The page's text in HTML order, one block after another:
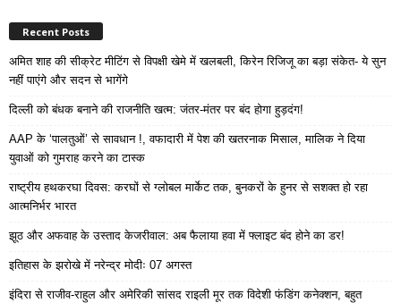
Recent Posts
अमित शाह की सीक्रेट मीटिंग से विपक्षी खेमे में खलबली, किरेन रिजिजू का बड़ा संकेत- ये सुन
नहीं पाएंगे और सदन से भागेंगे
दिल्ली को बंधक बनाने की राजनीति खत्म: जंतर-मंतर पर बंद होगा हुड़दंग!
AAP के ‘पालतुओं’ से सावधान !, वफादारी में पेश की खतरनाक मिसाल, मालिक ने दिया
युवाओं को गुमराह करने का टास्क
राष्ट्रीय हथकरघा दिवस: करघों से ग्लोबल मार्केट तक, बुनकरों के हुनर से सशक्त हो रहा
आत्मनिर्भर भारत
झूठ और अफवाह के उस्ताद केजरीवाल: अब फैलाया हवा में फ्लाइट बंद होने का डर!
इतिहास के झरोखे में नरेन्द्र मोदीः 07 अगस्त
इंदिरा से राजीव-राहुल और अमेरिकी सांसद राइली मूर तक विदेशी फंडिंग कनेक्शन, बहुत